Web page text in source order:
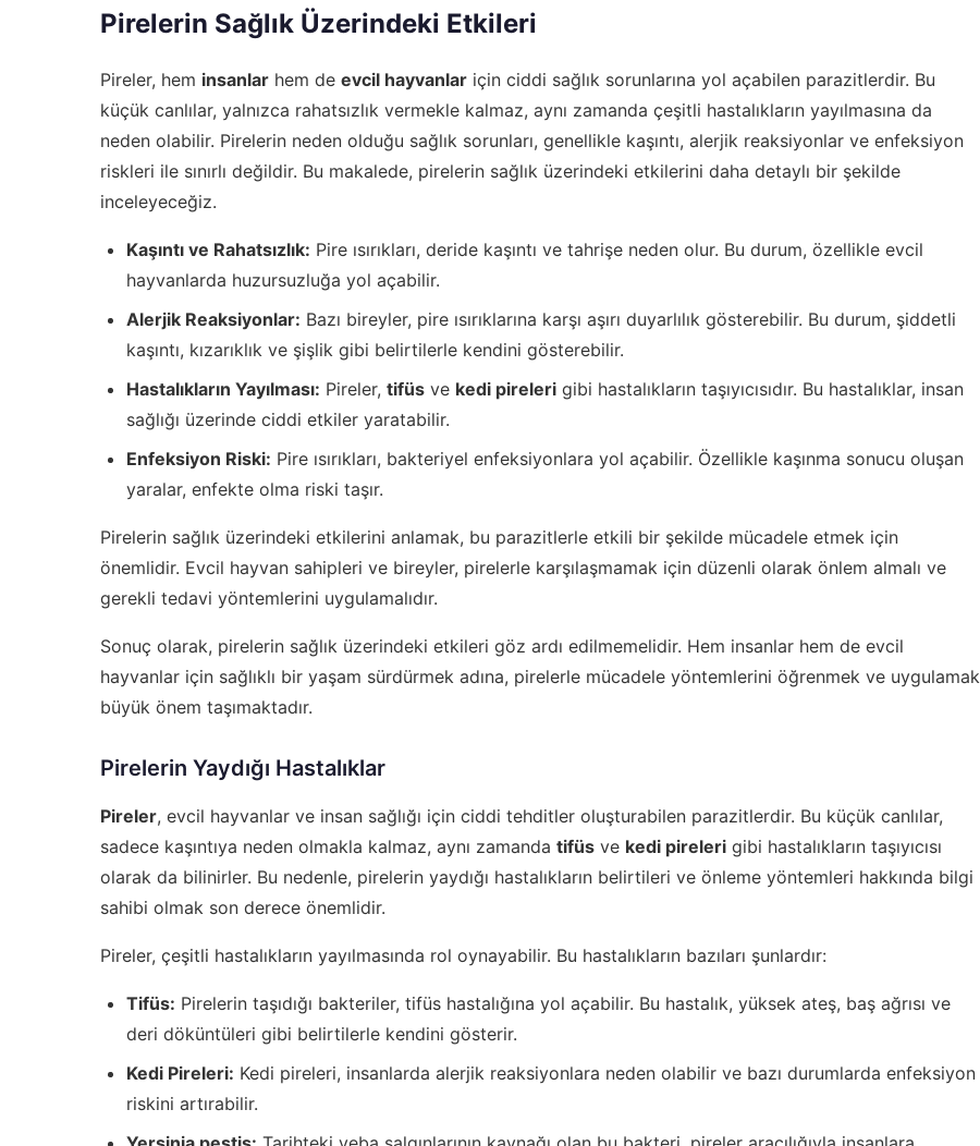
Pirelerin Sağlık Üzerindeki Etkileri
Pireler, hem insanlar hem de evcil hayvanlar için ciddi sağlık sorunlarına yol açabilen parazitlerdir. Bu
küçük canlılar, yalnızca rahatsızlık vermekle kalmaz, aynı zamanda çeşitli hastalıkların yayılmasına da
neden olabilir. Pirelerin neden olduğu sağlık sorunları, genellikle kaşıntı, alerjik reaksiyonlar ve enfeksiyon
riskleri ile sınırlı değildir. Bu makalede, pirelerin sağlık üzerindeki etkilerini daha detaylı bir şekilde
inceleyeceğiz.
Kaşıntı ve Rahatsızlık: Pire ısırıkları, deride kaşıntı ve tahrişe neden olur. Bu durum, özellikle evcil
hayvanlarda huzursuzluğa yol açabilir.
Alerjik Reaksiyonlar: Bazı bireyler, pire ısırıklarına karşı aşırı duyarlılık gösterebilir. Bu durum, şiddetli
kaşıntı, kızarıklık ve şişlik gibi belirtilerle kendini gösterebilir.
Hastalıkların Yayılması: Pireler, tifüs ve kedi pireleri gibi hastalıkların taşıyıcısıdır. Bu hastalıklar, insan
sağlığı üzerinde ciddi etkiler yaratabilir.
Enfeksiyon Riski: Pire ısırıkları, bakteriyel enfeksiyonlara yol açabilir. Özellikle kaşınma sonucu oluşan
yaralar, enfekte olma riski taşır.
Pirelerin sağlık üzerindeki etkilerini anlamak, bu parazitlerle etkili bir şekilde mücadele etmek için
önemlidir. Evcil hayvan sahipleri ve bireyler, pirelerle karşılaşmamak için düzenli olarak önlem almalı ve
gerekli tedavi yöntemlerini uygulamalıdır.
Sonuç olarak, pirelerin sağlık üzerindeki etkileri göz ardı edilmemelidir. Hem insanlar hem de evcil
hayvanlar için sağlıklı bir yaşam sürdürmek adına, pirelerle mücadele yöntemlerini öğrenmek ve uygulamak
büyük önem taşımaktadır.
Pirelerin Yaydığı Hastalıklar
Pireler, evcil hayvanlar ve insan sağlığı için ciddi tehditler oluşturabilen parazitlerdir. Bu küçük canlılar,
sadece kaşıntıya neden olmakla kalmaz, aynı zamanda tifüs ve kedi pireleri gibi hastalıkların taşıyıcısı
olarak da bilinirler. Bu nedenle, pirelerin yaydığı hastalıkların belirtileri ve önleme yöntemleri hakkında bilgi
sahibi olmak son derece önemlidir.
Pireler, çeşitli hastalıkların yayılmasında rol oynayabilir. Bu hastalıkların bazıları şunlardır:
Tifüs: Pirelerin taşıdığı bakteriler, tifüs hastalığına yol açabilir. Bu hastalık, yüksek ateş, baş ağrısı ve
deri döküntüleri gibi belirtilerle kendini gösterir.
Kedi Pireleri: Kedi pireleri, insanlarda alerjik reaksiyonlara neden olabilir ve bazı durumlarda enfeksiyon
riskini artırabilir.